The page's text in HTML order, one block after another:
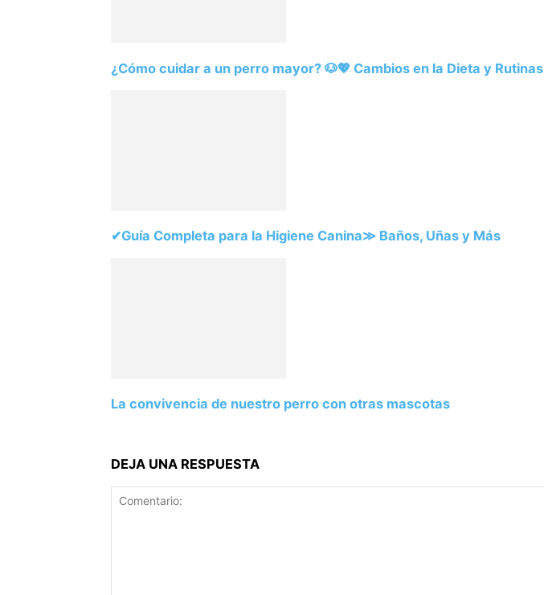
¿Cómo cuidar a un perro mayor? 🐶💖 Cambios en la Dieta y Rutinas
✔Guía Completa para la Higiene Canina≫ Baños, Uñas y Más
La convivencia de nuestro perro con otras mascotas
DEJA UNA RESPUESTA